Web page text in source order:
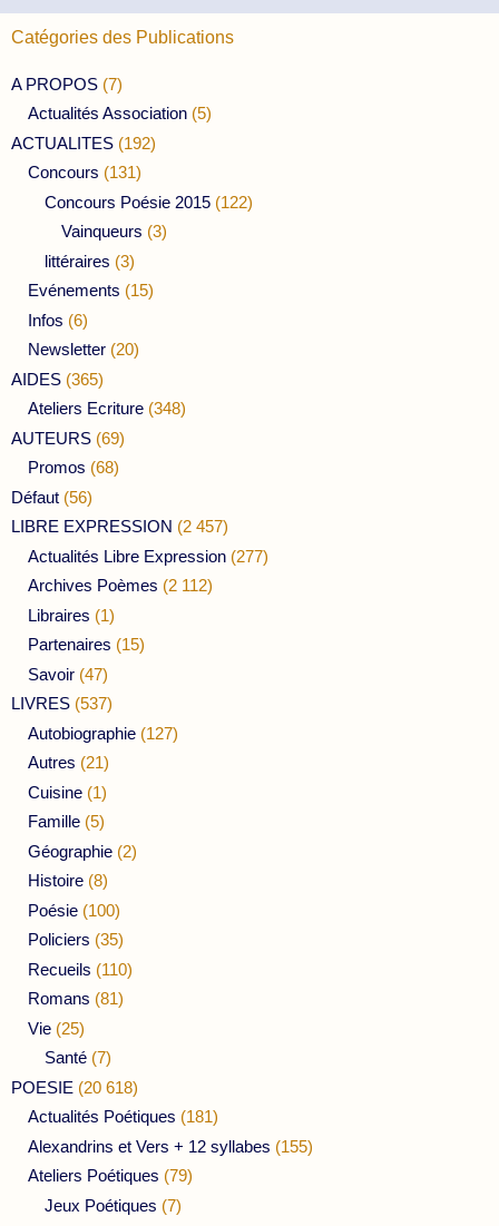
Catégories des Publications
A PROPOS (7)
Actualités Association (5)
ACTUALITES (192)
Concours (131)
Concours Poésie 2015 (122)
Vainqueurs (3)
littéraires (3)
Evénements (15)
Infos (6)
Newsletter (20)
AIDES (365)
Ateliers Ecriture (348)
AUTEURS (69)
Promos (68)
Défaut (56)
LIBRE EXPRESSION (2 457)
Actualités Libre Expression (277)
Archives Poèmes (2 112)
Libraires (1)
Partenaires (15)
Savoir (47)
LIVRES (537)
Autobiographie (127)
Autres (21)
Cuisine (1)
Famille (5)
Géographie (2)
Histoire (8)
Poésie (100)
Policiers (35)
Recueils (110)
Romans (81)
Vie (25)
Santé (7)
POESIE (20 618)
Actualités Poétiques (181)
Alexandrins et Vers + 12 syllabes (155)
Ateliers Poétiques (79)
Jeux Poétiques (7)